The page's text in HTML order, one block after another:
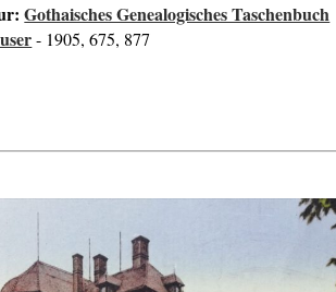
Gothaisches Genealogisches Taschenbuch
- 1905, 675, 877